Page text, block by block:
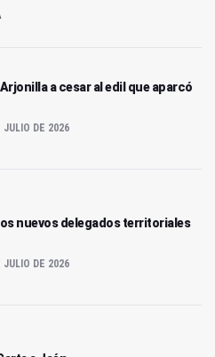
a cesar al edil que aparcó
JULIO DE 2026
nuevos delegados territoriales
JULIO DE 2026